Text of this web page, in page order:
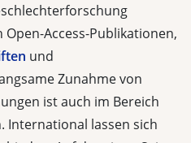
Access-Publikationen,
und
Zunahme von
ist auch im Bereich
International lassen sich